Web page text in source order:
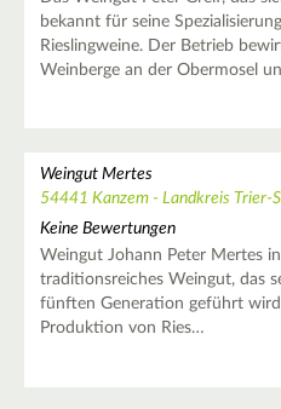
bekannt für seine
Rieslingweine. Der Betrieb
Weinberge an der Obermosel
Weingut Mertes
54441 Kanzem - Landkreis Trier-
Keine Bewertungen
Weingut Johann Peter Mertes
traditionsreiches Weingut, das
fünften Generation geführt
Produktion von Ries…